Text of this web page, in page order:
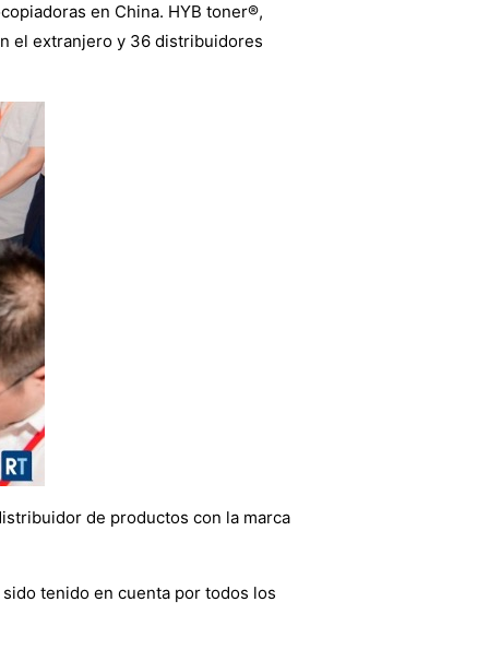
en China. HYB toner®,
el extranjero y 36 distribuidores
de productos con la marca
tenido en cuenta por todos los